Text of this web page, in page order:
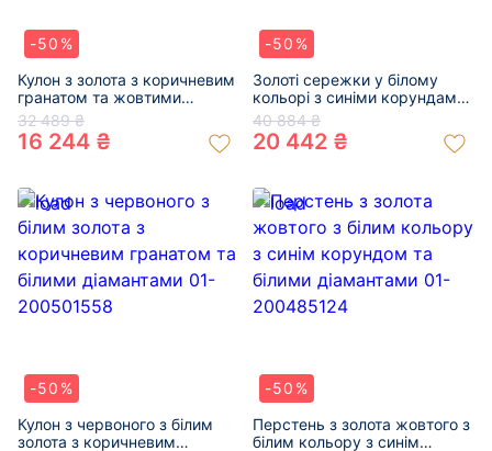
-50%
Кулон з золота з коричневим
гранатом та жовтими
діамантами 01-200599872
32 489 ₴
16 244 ₴
-50%
Золоті сережки у білому
кольорі з синіми корундами
та білими діамантами 01-
200512517
40 884 ₴
20 442 ₴
-50%
Кулон з червоного з білим
золота з коричневим
-50%
Перстень з золота жовтого з
білим кольору з синім